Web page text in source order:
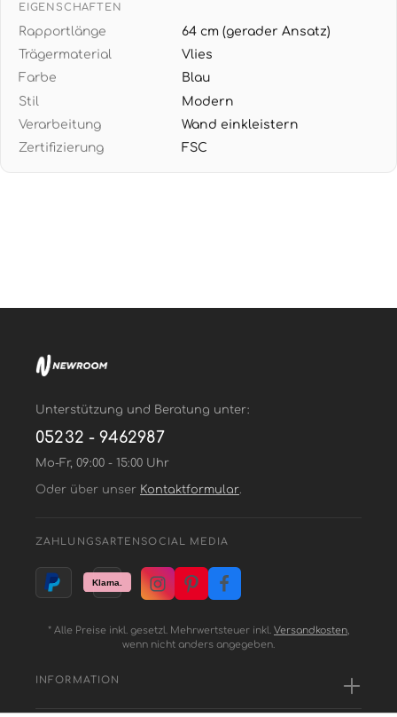
Details, schwarzen Akzenten und modernen
Glasoberflächen
Tapete trocken aufbringen - restlos trocken
abziehbar für mühelose Renovierung
EIGENSCHAFTEN
Rapportlänge
64 cm (gerader Ansatz)
Trägermaterial
Vlies
Farbe
Blau
Stil
Modern
Verarbeitung
Wand einkleistern
Zertifizierung
FSC
Unterstützung und Beratung unter:
05232 - 9462987
Mo-Fr, 09:00 - 15:00 Uhr
Oder über unser Kontaktformular.
ZAHLUNGSARTEN SOCIAL MEDIA
* Alle Preise inkl. gesetzl. Mehrwertsteuer inkl. Versandkosten,
wenn nicht anders angegeben.
INFORMATION